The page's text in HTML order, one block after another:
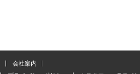
会社案内